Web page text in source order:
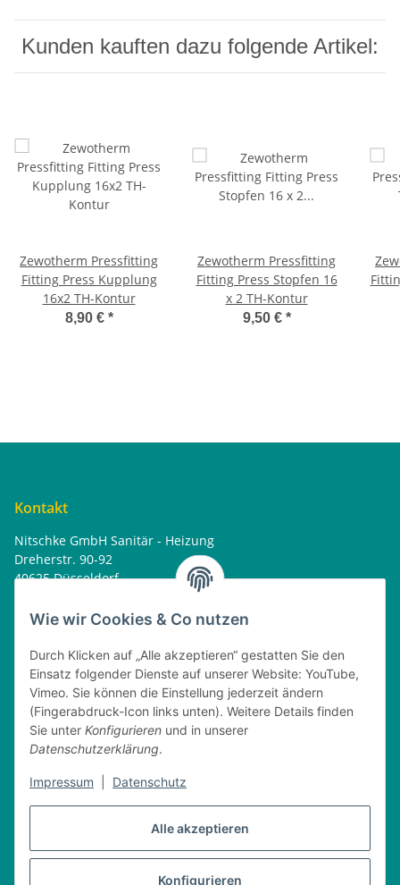
Alle akzeptieren
Konfigurieren
Wie wir Cookies & Co nutzen
Durch Klicken auf „Alle akzeptieren“ gestatten Sie den
Einsatz folgender Dienste auf unserer Website: YouTube,
Vimeo. Sie können die Einstellung jederzeit ändern
(Fingerabdruck-Icon links unten). Weitere Details finden
Sie unter Konfigurieren und in unserer
Datenschutzerklärung.
Impressum Datenschutz
Kunden kauften dazu folgende Artikel:
Zewotherm Pressfitting
Fitting Press Kupplung
16x2 TH-Kontur
8,90 € *
Zewotherm Pressfitting
Fitting Press Stopfen 16
x 2 TH-Kontur
9,50 € *
Kontakt
Nitschke GmbH Sanitär - Heizung
Dreherstr. 90-92
40625 Düsseldorf
home@nitschkegmbh.de
Rechtliches
Öffnungszeiten
Dienstag
08:00 - 16:30 Uhr
Mittwoch
08:00 - 17:30 Uhr
08:00 - 16:30 Uhr